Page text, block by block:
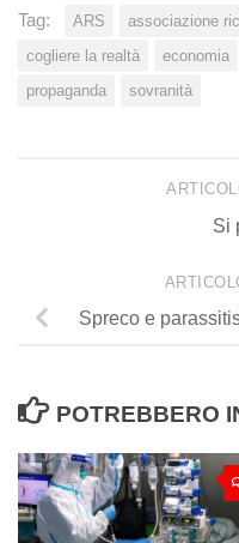
Tag: ARS
associazione
cogliere la realtà
economia
propaganda
sovranità
Si
Spreco e
POTREBBERO